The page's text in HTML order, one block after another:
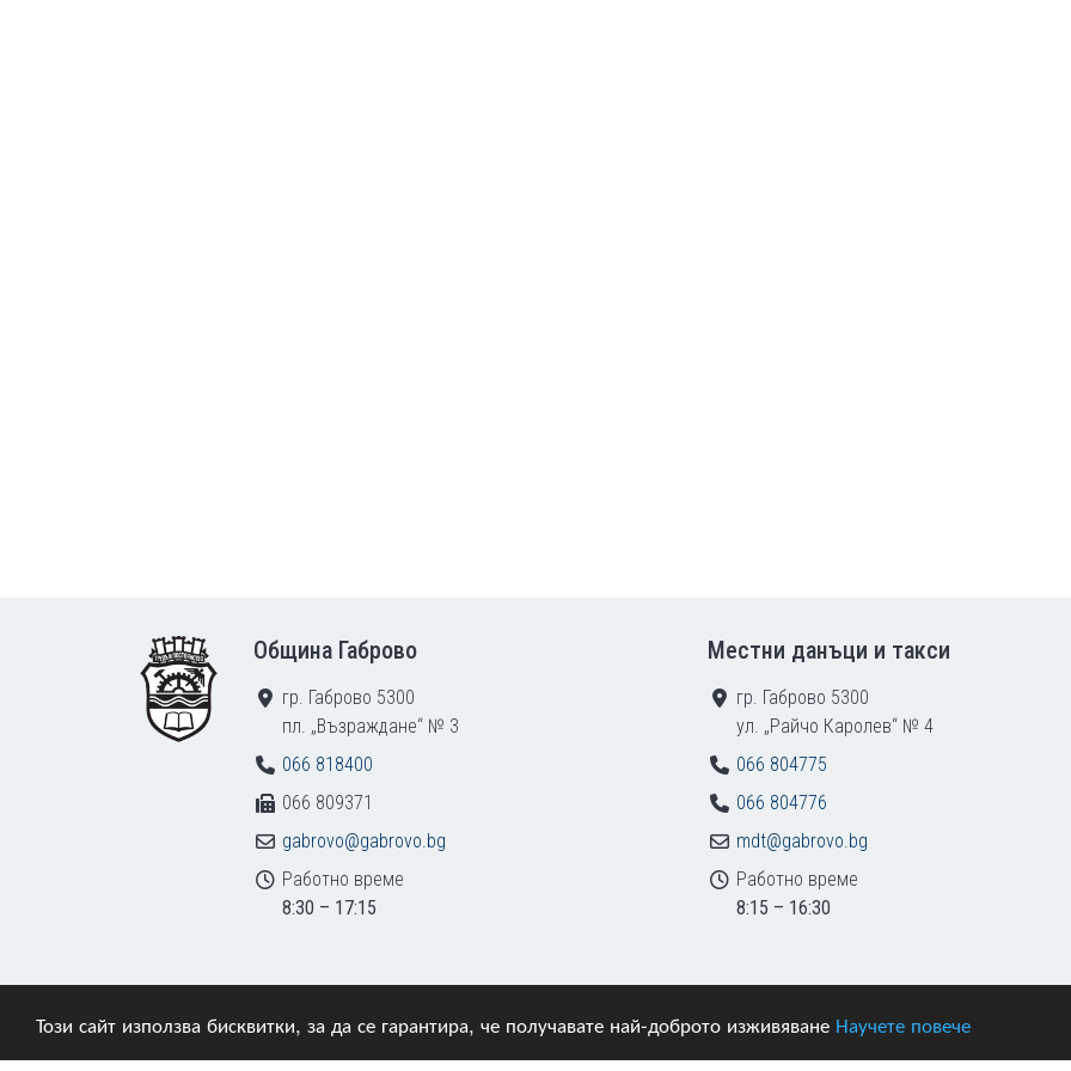
Този сайт използва бисквитки, за да се гарантира, че получавате най-доброто изживяване Научете повече
Община Габрово
гр. Габрово 5300
пл. „Възраждане“ № 3
066 818400
066 809371
gabrovo@gabrovo.bg
Работно време
8:30 – 17:15
Местни данъци и такси
гр. Габрово 5300
ул. „Райчо Каролев“ № 4
066 804775
066 804776
mdt@gabrovo.bg
Работно време
8:15 – 16:30
© 2009–2026 Община Габрово. Всички права запазени.